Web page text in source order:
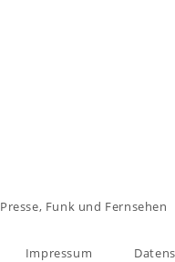
Presse, Funk und Fernsehen
Impressum